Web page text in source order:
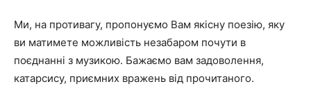
Ми, на противагу, пропонуємо Вам якісну поезію, яку
ви матимете можливість незабаром почути в
поєднанні з музикою. Бажаємо вам задоволення,
катарсису, приємних вражень від прочитаного.